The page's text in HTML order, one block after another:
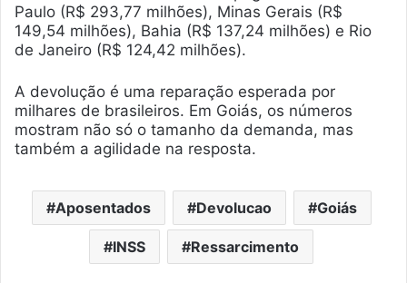
Paulo (R$ 293,77 milhões), Minas Gerais (R$
149,54 milhões), Bahia (R$ 137,24 milhões) e Rio
de Janeiro (R$ 124,42 milhões).
A devolução é uma reparação esperada por
milhares de brasileiros. Em Goiás, os números
mostram não só o tamanho da demanda, mas
também a agilidade na resposta.
Aposentados Devolucao Goiás
INSS Ressarcimento